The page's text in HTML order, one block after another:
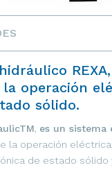
operación
sólido.
es un
la operación
de estado sólido